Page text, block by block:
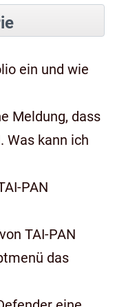
ein und wie
Meldung, dass
Was kann ich
PAN
TAI-PAN
das